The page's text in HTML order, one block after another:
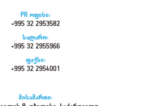
PR ოფისი:
+995 32 2953582
სალარო:
+995 32 2955966
ფაქსი:
+995 32 2954001
მისამართი: